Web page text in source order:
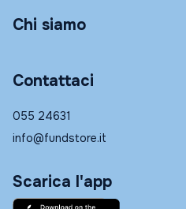
Chi siamo
Contattaci
055 24631
info@fundstore.it
Scarica l'app